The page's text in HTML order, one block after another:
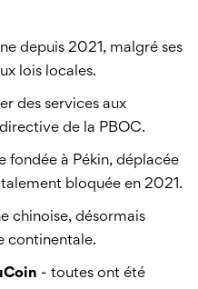
depuis 2021, malgré ses
lois locales.
des services aux
de la PBOC.
fondée à Pékin, déplacée
bloquée en 2021.
chinoise, désormais
continentale.
- toutes ont été